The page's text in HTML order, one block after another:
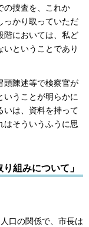
の捜査を、これか
っかり取っていただ
階においては、私ど
いということであり
頭陳述等で検察官が
いうことが明らかに
いは、資料を持って
はそういうふうに思
組みについて」
口の関係で、市長は